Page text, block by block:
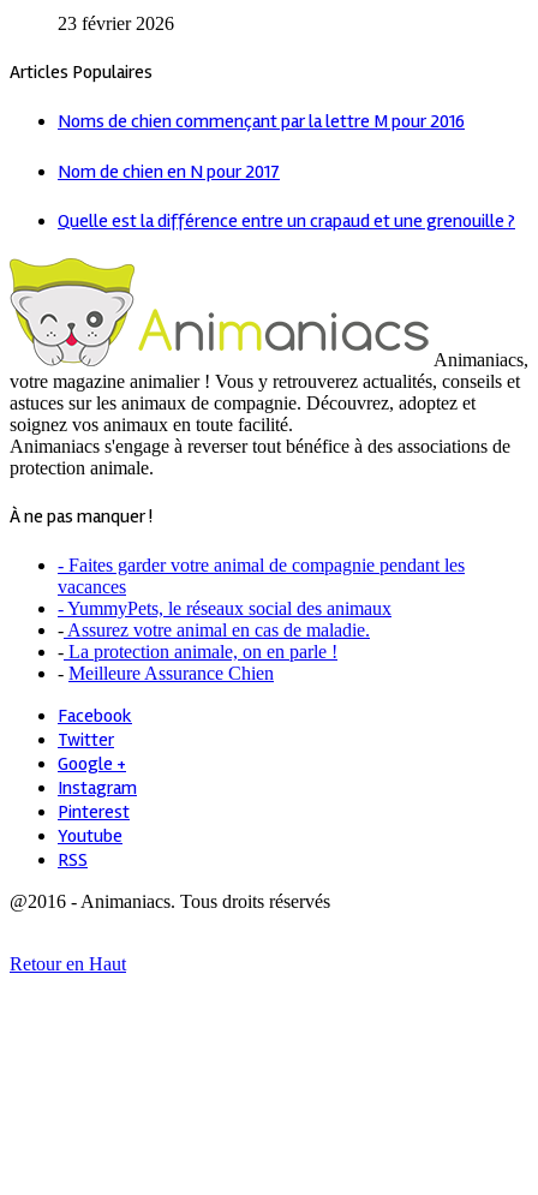
23 février 2026
Articles Populaires
Noms de chien commençant par la lettre M pour 2016
Nom de chien en N pour 2017
Quelle est la différence entre un crapaud et une grenouille ?
Animaniacs,
votre magazine animalier ! Vous y retrouverez actualités, conseils et
astuces sur les animaux de compagnie. Découvrez, adoptez et
soignez vos animaux en toute facilité.
Animaniacs s'engage à reverser tout bénéfice à des associations de
protection animale.
À ne pas manquer !
- Faites garder votre animal de compagnie pendant les
vacances
- YummyPets, le réseaux social des animaux
- Assurez votre animal en cas de maladie.
- La protection animale, on en parle !
- Meilleure Assurance Chien
Facebook
Twitter
Google +
Instagram
Pinterest
Youtube
RSS
@2016 - Animaniacs. Tous droits réservés
Retour en Haut